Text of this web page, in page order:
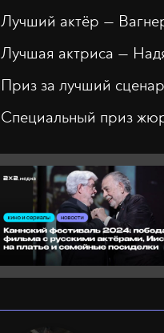
Лучший актёр —
Лучшая актриса —
Приз за лучший
Специальный приз